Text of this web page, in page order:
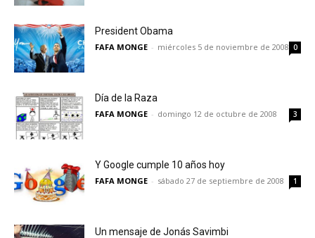
President Obama
FAFA MONGE - miércoles 5 de noviembre de 2008 0
Día de la Raza
FAFA MONGE - domingo 12 de octubre de 2008 3
Y Google cumple 10 años hoy
FAFA MONGE - sábado 27 de septiembre de 2008 1
Un mensaje de Jonás Savimbi